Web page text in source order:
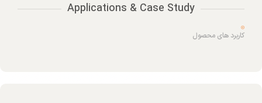
Applications & Case Study
کاربرد های محصول